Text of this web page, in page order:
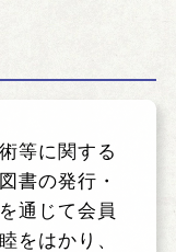
等に関する
書の発行・
通じて会員
をはかり、